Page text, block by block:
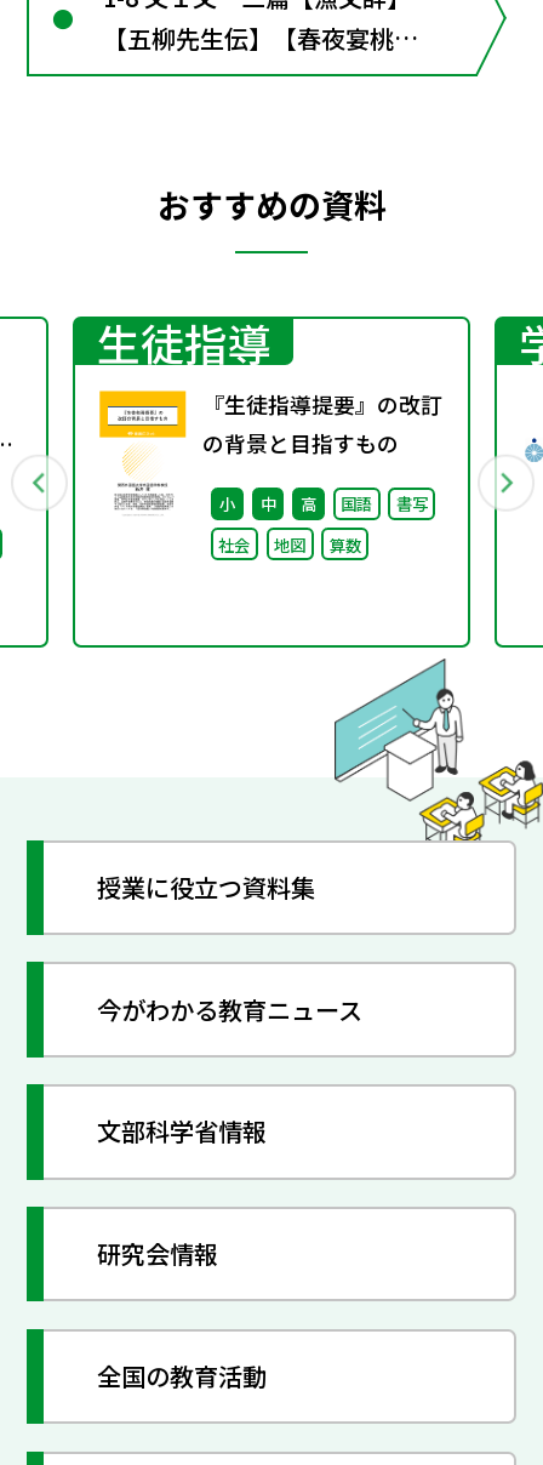
【五柳先生伝】【春夜宴桃李
園序】 （参考）古詩十九首
おすすめの資料
生徒指導
『生徒指導提要』の改訂
の背景と目指すもの
小 中 高 国語
書写
社会
地図 算数
授業に役立つ資料集
今がわかる教育ニュース
文部科学省情報
研究会情報
全国の教育活動